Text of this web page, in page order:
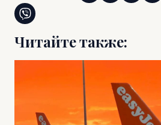
Читайте также: